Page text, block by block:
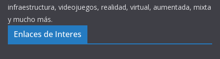
infraestructura, videojuegos, realidad, virtual, aumentada, mixta
y mucho más.
Enlaces de Interes